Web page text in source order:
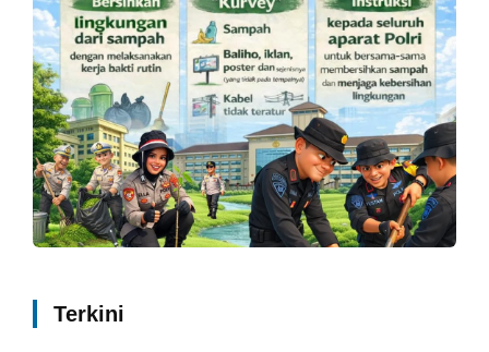
Terkini